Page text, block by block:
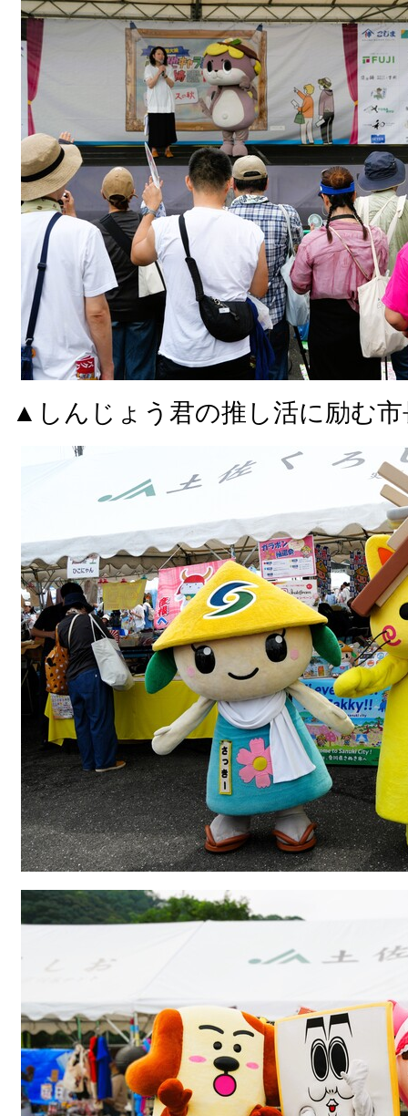
▲しんじょう君の推し活に励む市